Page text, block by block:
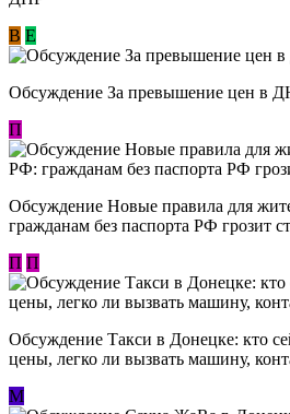
В E
Обсуждение За превышение цен в
П
Обсуждение Новые правила для
гражданам без паспорта РФ грозит
П П
Обсуждение ​Такси в Донецке: кто
цены, легко ли вызвать машину,
М